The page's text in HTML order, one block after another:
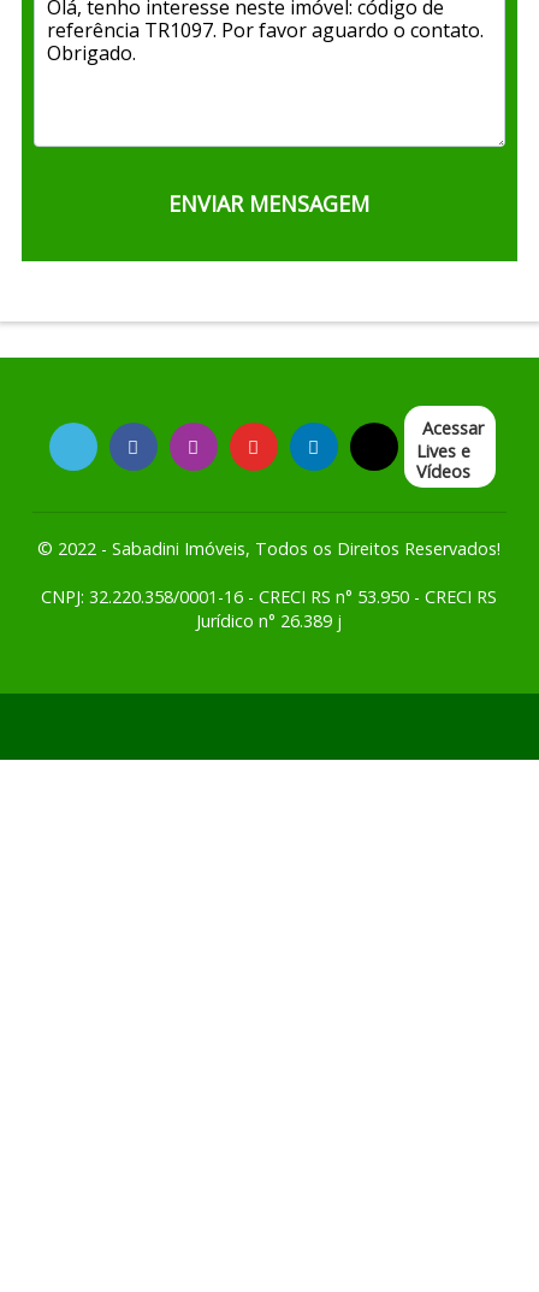
Acessar
Lives e
Vídeos
© 2022 - Sabadini Imóveis, Todos os Direitos Reservados!
CNPJ: 32.220.358/0001-16 - CRECI RS n° 53.950 - CRECI RS
Jurídico n° 26.389 j